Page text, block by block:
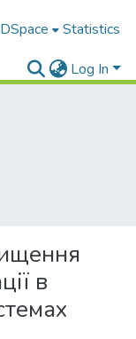
Statistics
Log In
в